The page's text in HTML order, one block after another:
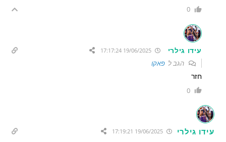
0
עידו גילרי 19/06/2025 17:17:24
הגב לפאקו
חזר
0
עידו גילרי 19/06/2025 17:19:21